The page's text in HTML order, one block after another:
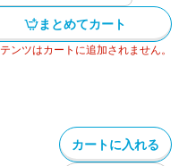
まとめてカート
ンツはカートに追加されません。
カートに入れる